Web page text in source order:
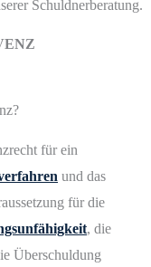
für ein
und das
für die
, die
Überschuldung